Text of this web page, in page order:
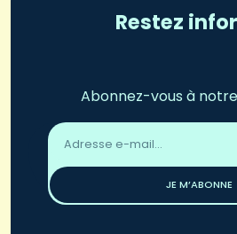
Restez
Abonnez-vous à
Adresse
email
JE M’ABONNE